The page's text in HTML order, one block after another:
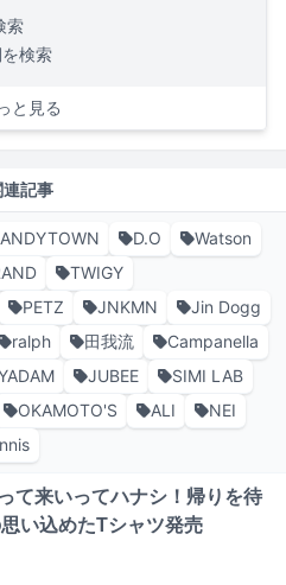
索
検索
と見る
連記事
D.O
Watson
TWIGY
PETZ JNKMN
Jin Dogg
ralph 田我流
Campanella
JUBEE
SIMI LAB
OKAMOTO'S ALI
NEI
て来いってハナシ！帰りを待
い込めたTシャツ発売